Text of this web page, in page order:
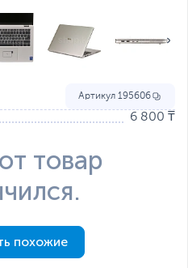
Артикул 195606
6 800 ₸
товар
похожие